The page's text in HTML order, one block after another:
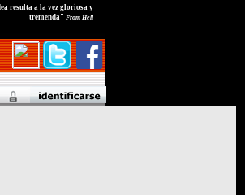
resulta a la vez gloriosa y
tremenda" From Hell